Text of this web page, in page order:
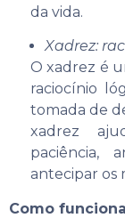
da vida.
Xadrez:
O xadrez é
raciocínio
tomada de
xadrez
paciência,
antecipar os
Como funciona